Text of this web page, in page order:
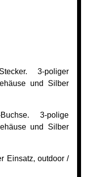
3-poliger
und Silber
3-polige
und Silber
Einsatz, outdoor /